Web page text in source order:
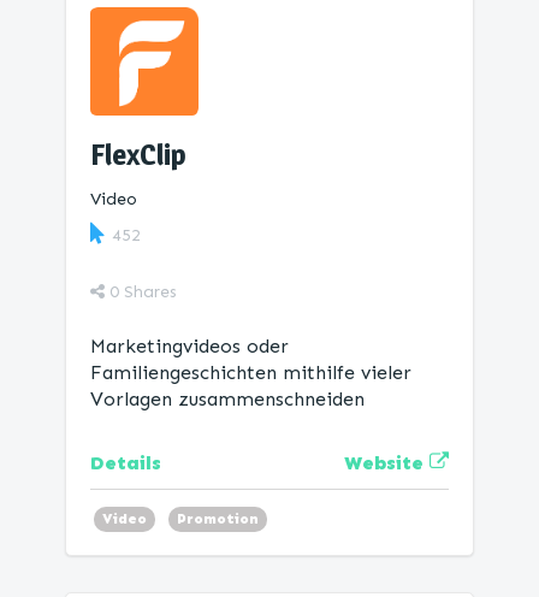
FlexClip
Video
452
0 Shares
Marketingvideos oder
Familiengeschichten mithilfe vieler
Vorlagen zusammenschneiden
Details Website
Video Promotion